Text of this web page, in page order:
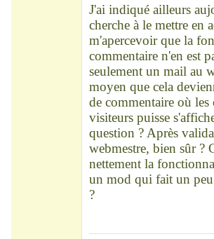
J'ai indiqué ailleurs
cherche à le mettre en
m'apercevoir que la
commentaire n'en est
seulement un mail au
moyen que cela
de commentaire où les
visiteurs puisse
question ? Après
webmestre, bien sûr ?
nettement la
un mod qui fait un
?